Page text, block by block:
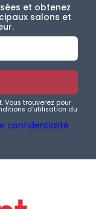
et obtenez
salons et
Vous trouverez pour
d'utilisation du
confidentialité